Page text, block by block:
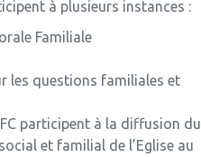
à plusieurs instances :
Familiale
les questions familiales et
participent à la diffusion du
et familial de l’Eglise au